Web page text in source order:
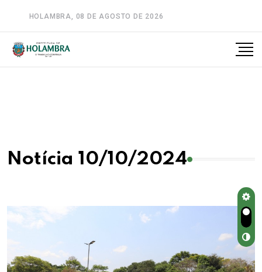
HOLAMBRA, 08 DE AGOSTO DE 2026
Notícia 10/10/2024